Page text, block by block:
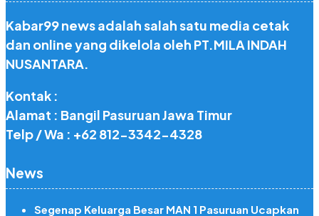
Kabar99 news adalah salah satu media cetak
dan online yang dikelola oleh PT.MILA INDAH
NUSANTARA.
Kontak :
Alamat : Bangil Pasuruan Jawa Timur
Telp / Wa : +62 812-3342-4328
News
Segenap Keluarga Besar MAN 1 Pasuruan Ucapkan